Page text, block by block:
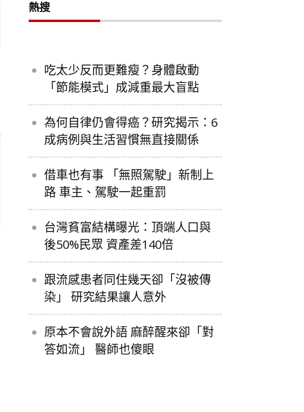
熱搜
吃太少反而更難瘦？身體啟動
「節能模式」成減重最大盲點
為何自律仍會得癌？研究揭示：6
成病例與生活習慣無直接關係
借車也有事 「無照駕駛」新制上
路 車主、駕駛一起重罰
台灣貧富結構曝光：頂端人口與
後50%民眾 資產差140倍
跟流感患者同住幾天卻「沒被傳
染」 研究結果讓人意外
原本不會說外語 麻醉醒來卻「對
答如流」 醫師也傻眼